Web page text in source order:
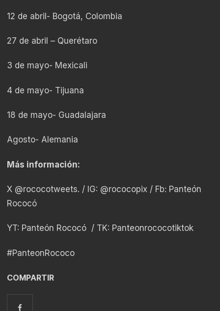
12 de abril- Bogotá, Colombia
27 de abril – Querétaro
3 de mayo- Mexicali
4 de mayo- Tijuana
18 de mayo- Guadalajara
Agosto- Alemania
Más información:
X @rococotweets. / IG: @rococopix / Fb: Panteón
Rococó
YT: Panteón Rococó / TK: Panteonrococotiktok
#PanteonRococo
COMPARTIR